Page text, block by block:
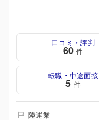
口コミ・評判
60 件
転職・中途面接
5 件
陸運業